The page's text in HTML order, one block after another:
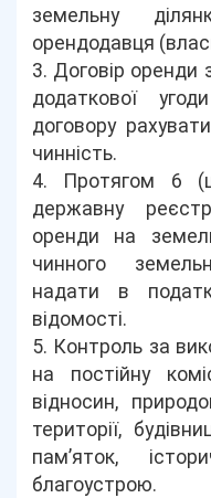
земельну
орендодавця
3. Договір оренди
додаткової
договору
чинність.
4. Протягом 6
державну
оренди на
чинного
надати в
відомості.
5. Контроль за
на постійну
відносин,
території,
пам’яток,
благоустрою.